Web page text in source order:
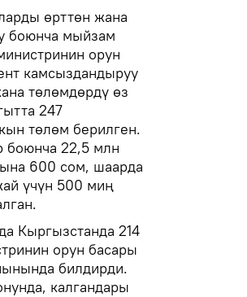
өрттөн жана
боюнча мыйзам
орун
камсыздандыруу
төлөмдөрдү өз
247
төлөм берилген.
боюнча 22,5 млн
600 сом, шаарда
үчүн 500 миң
Кыргызстанда 214
орун басары
билдирди.
калгандары